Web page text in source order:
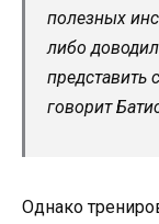
полезных
либо
представить
говорит
Однако